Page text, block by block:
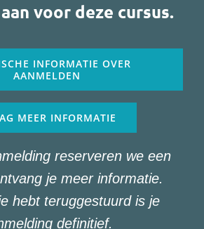
voor deze cursus.
INFORMATIE OVER
AANMELDEN
MEER INFORMATIE
reserveren we een
je meer informatie.
hebt teruggestuurd is je
definitief.